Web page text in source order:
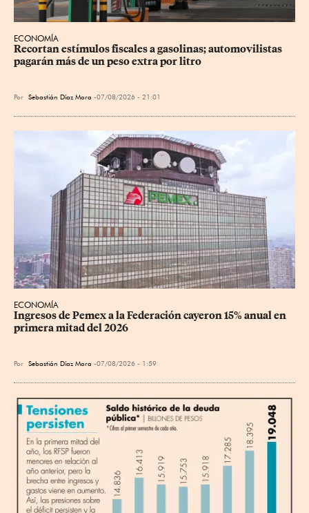
ECONOMÍA
Recortan estímulos fiscales a gasolinas; automovilistas
pagarán más de un peso extra por litro
Por Sebastián Díaz Mora 07/08/2026 - 21:01
ECONOMÍA
Ingresos de Pemex a la Federación cayeron 15% anual en
primera mitad del 2026
Por Sebastián Díaz Mora 07/08/2026 - 1:59